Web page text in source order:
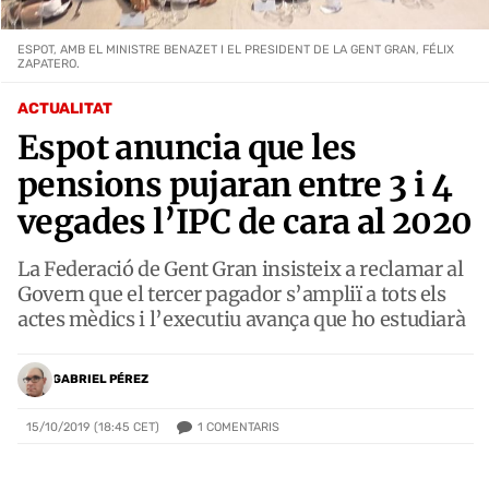
ACTUALITAT
Espot anuncia que les
pensions pujaran entre 3 i 4
vegades l’IPC de cara al 2020
La Federació de Gent Gran insisteix a reclamar al
Govern que el tercer pagador s’ampliï a tots els
actes mèdics i l’executiu avança que ho estudiarà
GABRIEL PÉREZ
15/10/2019 (18:45 CET) 1 COMENTARIS
ESPOT, AMB EL MINISTRE BENAZET I EL PRESIDENT DE LA GENT GRAN, FÉLIX
ZAPATERO.